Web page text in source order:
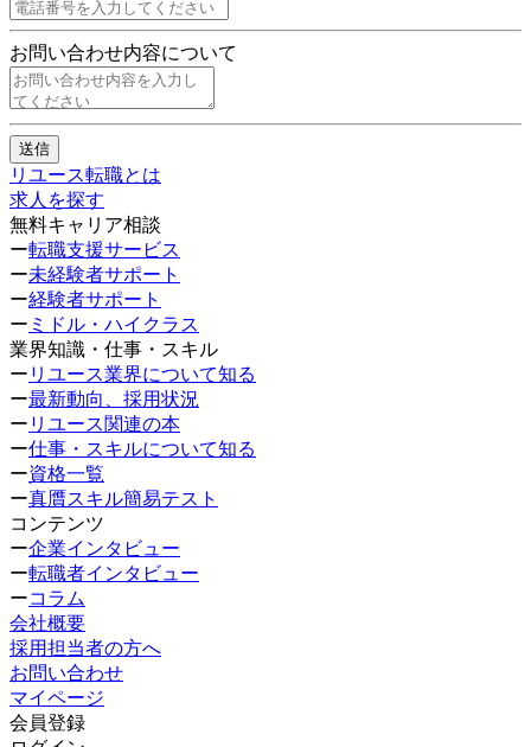
お問い合わせ内容について
送信
リユース転職とは
求人を探す
無料キャリア相談
ー転職支援サービス
ー未経験者サポート
ー経験者サポート
ー ミドル・ハイクラス
業界知識・仕事・スキル
ー リユース業界について知る
ー最新動向、採用状況
ー リユース関連の本
ー仕事・スキルについて知る
ー資格一覧
ー真贋スキル簡易テスト
コンテンツ
ー企業インタビュー
ー転職者インタビュー
ーコラム
会社概要
採用担当者の方へ
お問い合わせ
マイページ
会員登録